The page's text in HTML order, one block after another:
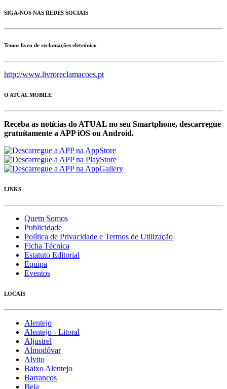
SIGA-NOS NAS REDES SOCIAIS
Temos livro de reclamações eletrónico
http://www.livroreclamacoes.pt
O ATUAL MOBILE
Receba as notícias do ATUAL no seu Smartphone, descarregue
gratuítamente a APP iOS ou Android.
LINKS
Quem Somos
Publicidade
Política de Privacidade e Termos de Utilização
Ficha Técnica
Estatuto Editorial
Equipa
Eventos
LOCAIS
Alentejo
Alentejo - Litoral
Aljustrel
Almodôvar
Alvito
Baixo Alentejo
Barrancos
Beja